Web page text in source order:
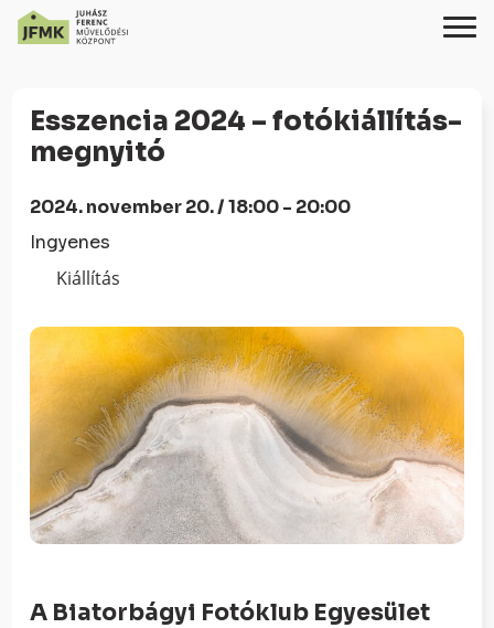
Content
navigációhoz
Esszencia 2024 – fotókiállítás-
megnyitó
2024. november 20. / 18:00 - 20:00
Ingyenes
Kiállítás
A Biatorbágyi Fotóklub Egyesület